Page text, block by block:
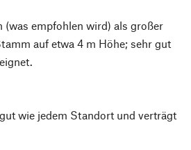
(was empfohlen wird) als großer
auf etwa 4 m Höhe; sehr gut
wie jedem Standort und verträgt